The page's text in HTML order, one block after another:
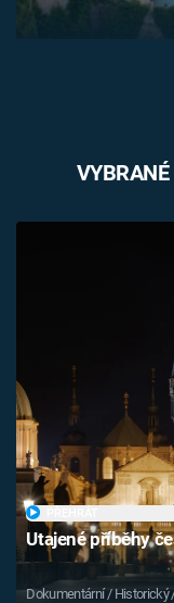
Utajené příběhy
Dokumentární / Historický